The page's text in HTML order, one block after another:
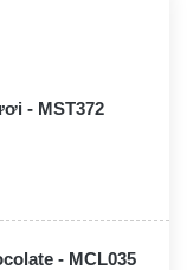
- MST372
- MCL035